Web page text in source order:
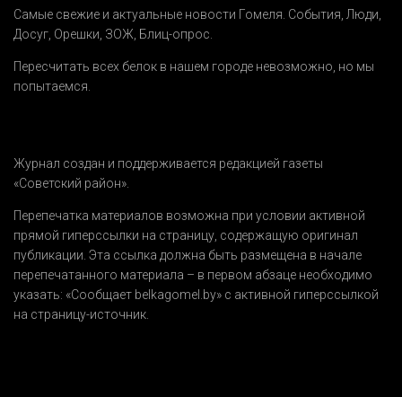
Самые свежие и актуальные новости Гомеля. События Люди
Досуг Орешки ЗОЖ Блиц-опрос
Пересчитать всех белок в нашем городе невозможно, но мы
попытаемся.
Журнал создан и поддерживается редакцией газеты
«Советский район».
Перепечатка материалов возможна при условии активной
прямой гиперссылки на страницу, содержащую оригинал
публикации. Эта ссылка должна быть размещена в начале
перепечатанного материала – в первом абзаце необходимо
указать: «Сообщает belkagomel.by» с активной гиперссылкой
на страницу-источник.